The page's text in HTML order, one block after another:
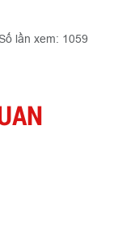
lần xem: 1059